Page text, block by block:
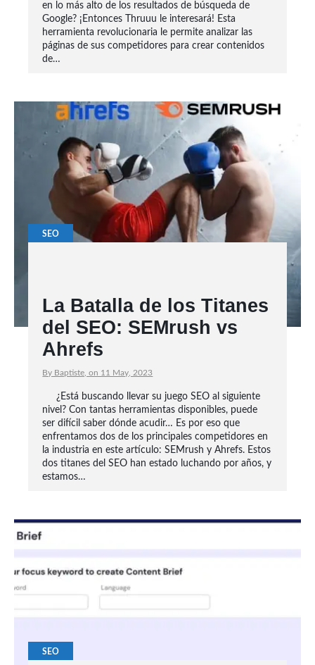
en lo más alto de los resultados de búsqueda de
Google? ¡Entonces Thruuu le interesará! Esta
herramienta revolucionaria le permite analizar las
páginas de sus competidores para crear contenidos
de…
SEO
La Batalla de los Titanes
del SEO: SEMrush vs
Ahrefs
By Baptiste, on 11 May, 2023
¿Está buscando llevar su juego SEO al siguiente
nivel? Con tantas herramientas disponibles, puede
ser difícil saber dónde acudir… Es por eso que
enfrentamos dos de los principales competidores en
la industria en este artículo: SEMrush y Ahrefs. Estos
dos titanes del SEO han estado luchando por años, y
estamos…
SEO